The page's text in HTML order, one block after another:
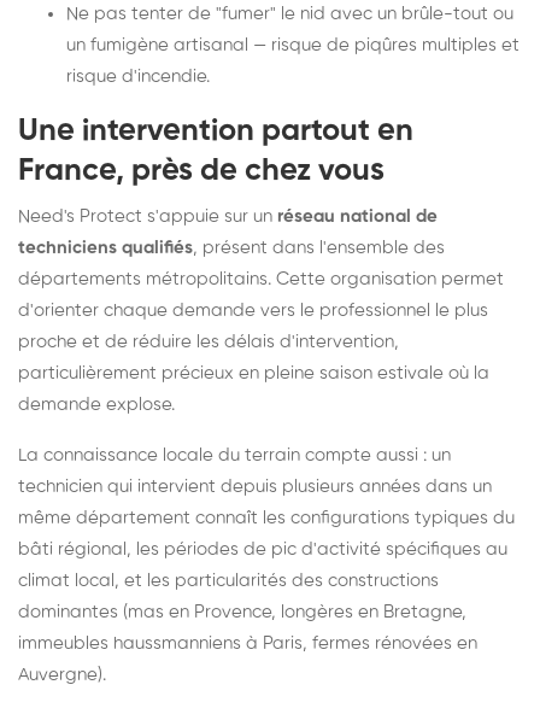
Ne pas tenter de "fumer" le nid avec un brûle-tout ou
un fumigène artisanal — risque de piqûres multiples et
risque d'incendie.
Une intervention partout en
France, près de chez vous
Need's Protect s'appuie sur un réseau national de
techniciens qualifiés, présent dans l'ensemble des
départements métropolitains. Cette organisation permet
d'orienter chaque demande vers le professionnel le plus
proche et de réduire les délais d'intervention,
particulièrement précieux en pleine saison estivale où la
demande explose.
La connaissance locale du terrain compte aussi : un
technicien qui intervient depuis plusieurs années dans un
même département connaît les configurations typiques du
bâti régional, les périodes de pic d'activité spécifiques au
climat local, et les particularités des constructions
dominantes (mas en Provence, longères en Bretagne,
immeubles haussmanniens à Paris, fermes rénovées en
Auvergne).